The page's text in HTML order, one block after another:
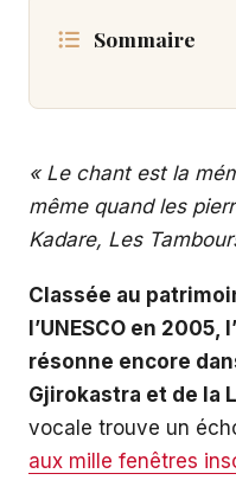
Sommaire
« Le chant est la
même quand les
Kadare, Les
Classée au
l’UNESCO en
résonne encore
Gjirokastra et de la
vocale trouve un
aux mille fenêtres